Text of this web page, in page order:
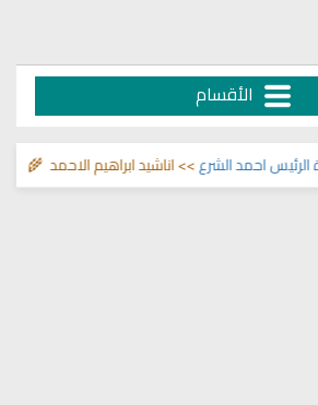
الأقسام
احمد الشرع>> اناشيد ابراهيم الاحمد 🌾